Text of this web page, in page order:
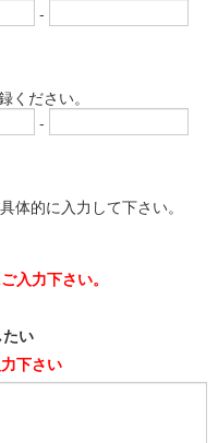
-
ださい。
-
体的に入力して下さい。
入力下さい。
い
下さい